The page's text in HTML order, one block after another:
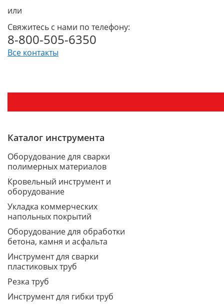
или
Свяжитесь с нами по телефону:
8-800-505-6350
Все контакты
Каталог инструмента
Оборудование для сварки
полимерных материалов
Кровельный инструмент и
оборудование
Укладка коммерческих
напольных покрытий
Оборудование для обработки
бетона, камня и асфальта
Инструмент для сварки
пластиковых труб
Резка труб
Инструмент для гибки труб